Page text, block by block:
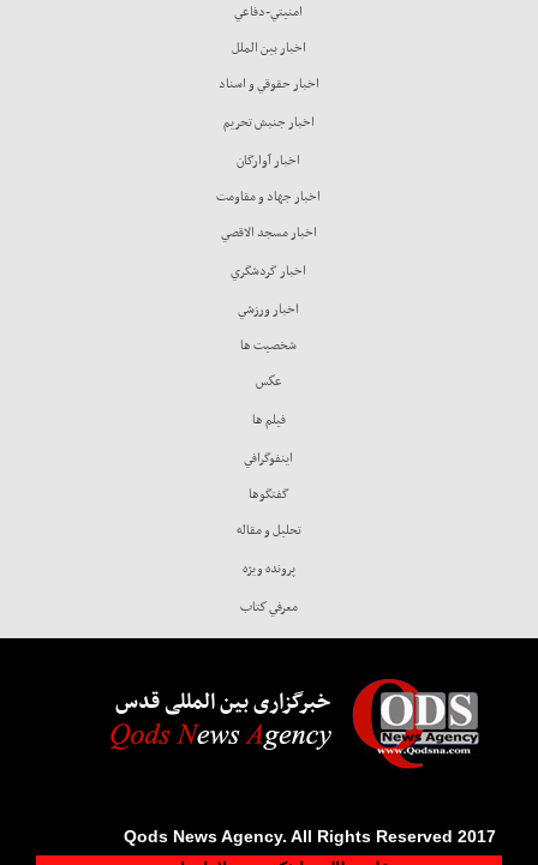
امنيتي-دفاعي
اخبار بين الملل
اخبار حقوقي و اسناد
اخبار جنبش تحريم
اخبار آوارگان
اخبار جهاد و مقاومت
اخبار مسجد الاقصي
اخبار گردشگري
اخبار ورزشي
شخصيت ها
عكس
فيلم ها
اينفوگرافي
گفتگوها
تحليل و مقاله
پرونده ويژه
معرفي كتاب
خبرگزاری بین المللی قدس
2017 Qods News Agency. All Rights Reserved